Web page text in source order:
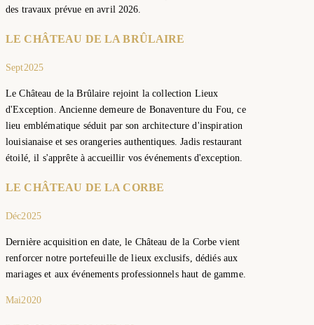
des travaux prévue en avril 2026.
LE CHÂTEAU DE LA BRÛLAIRE
Sept2025
Le Château de la Brûlaire rejoint la collection Lieux
d'Exception. Ancienne demeure de Bonaventure du Fou, ce
lieu emblématique séduit par son architecture d'inspiration
louisianaise et ses orangeries authentiques. Jadis restaurant
étoilé, il s'apprête à accueillir vos événements d'exception.
LE CHÂTEAU DE LA CORBE
Déc2025
Dernière acquisition en date, le Château de la Corbe vient
renforcer notre portefeuille de lieux exclusifs, dédiés aux
mariages et aux événements professionnels haut de gamme.
Mai2020